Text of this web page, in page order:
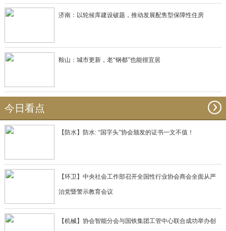
济南：以轮候库建设破题，推动发展配售型保障性住房
鞍山：城市更新，老“钢都”也能很宜居
今日看点
【防水】防水: “国字头”协会颁发的证书一文不值！
【环卫】中央社会工作部召开全国性行业协会商会全面从严
治党暨警示教育会议
【机械】协会智能分会与国铁集团工管中心联合成功举办创